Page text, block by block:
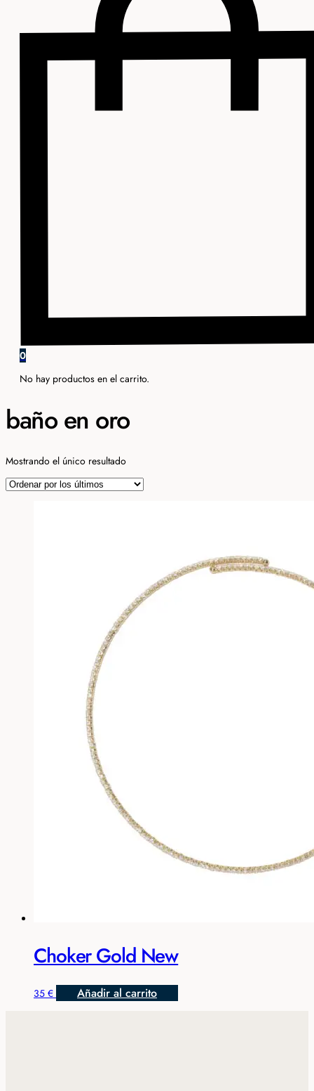
0
No hay productos en el carrito.
baño en oro
Mostrando el único resultado
Choker Gold New
35 € Añadir al carrito